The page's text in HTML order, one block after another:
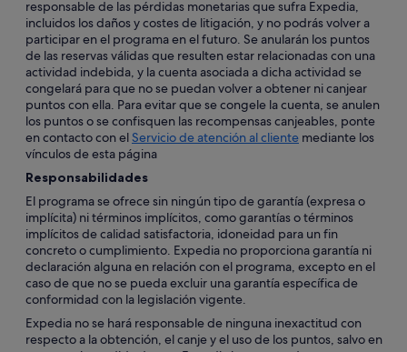
responsable de las pérdidas monetarias que sufra Expedia,
incluidos los daños y costes de litigación, y no podrás volver a
participar en el programa en el futuro. Se anularán los puntos
de las reservas válidas que resulten estar relacionadas con una
actividad indebida, y la cuenta asociada a dicha actividad se
congelará para que no se puedan volver a obtener ni canjear
puntos con ella. Para evitar que se congele la cuenta, se anulen
los puntos o se confisquen las recompensas canjeables, ponte
en contacto con elServicio de atención al cliente mediante los
vínculos de esta página
Responsabilidades
El programa se ofrece sin ningún tipo de garantía (expresa o
implícita) ni términos implícitos, como garantías o términos
implícitos de calidad satisfactoria, idoneidad para un fin
concreto o cumplimiento. Expedia no proporciona garantía ni
declaración alguna en relación con el programa, excepto en el
caso de que no se pueda excluir una garantía específica de
conformidad con la legislación vigente.
Expedia no se hará responsable de ninguna inexactitud con
respecto a la obtención, el canje y el uso de los puntos, salvo en